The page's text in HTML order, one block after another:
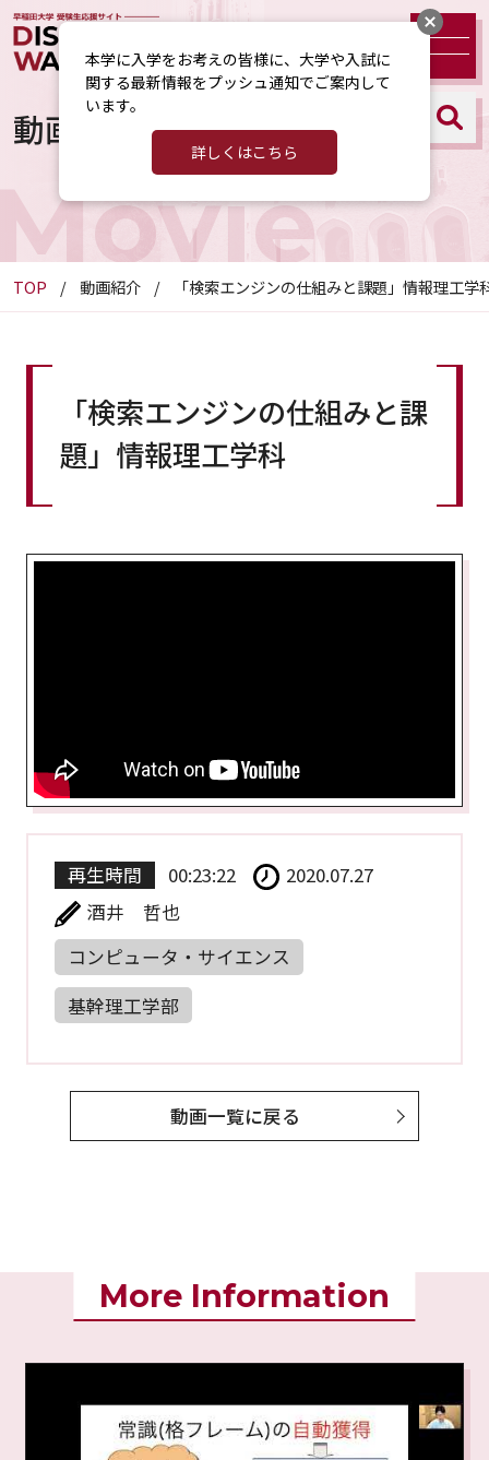
動画紹介
TOP 動画紹介 「検索エンジンの仕組みと課題」情報理工学
「検索エンジンの仕組みと課
題」情報理工学科
再生時間 00:23:22
2020.07.27
酒井 哲也
コンピュータ・サイエンス
基幹理工学部
動画一覧に戻る
More Information
本学に入学をお考えの皆様に、大学や入試に
関する最新情報をプッシュ通知でご案内して
います。
詳しくはこちら